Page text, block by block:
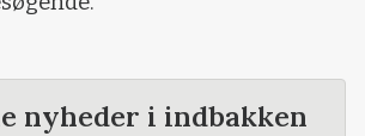
nyheder i indbakken